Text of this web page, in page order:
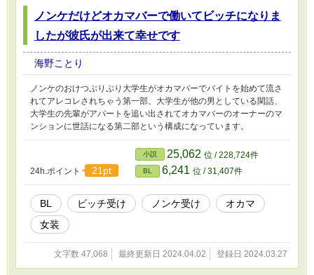
ノンケだけどオカマバーで働いてビッチになりま
したが彼氏が出来て幸せです
海野ことり
ノンケのおけつぷりぷり大学生がオカマバーでバイトを始めて流さ
れてアレコレされちゃう第一部、大学生が他の男としている閑話、
大学生の先輩がアパートを追い出されてオカマバーのオーナーのマ
ンションに世話になる第二部という構成になっています。
24h.ポイント 21pt
小説 25,062 位 / 228,724件
BL 6,241 位 / 31,407件
BL ビッチ受け ノンケ受け
オカマ
女装
文字数 47,068 最終更新日 2024.04.02 登録日 2024.03.27